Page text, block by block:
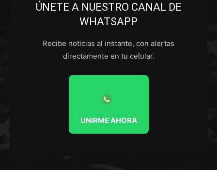
ÚNETE A NUESTRO CANAL DE
WHATSAPP
Recibe noticias al instante, con alertas
directamente en tu celular.
UNIRME AHORA